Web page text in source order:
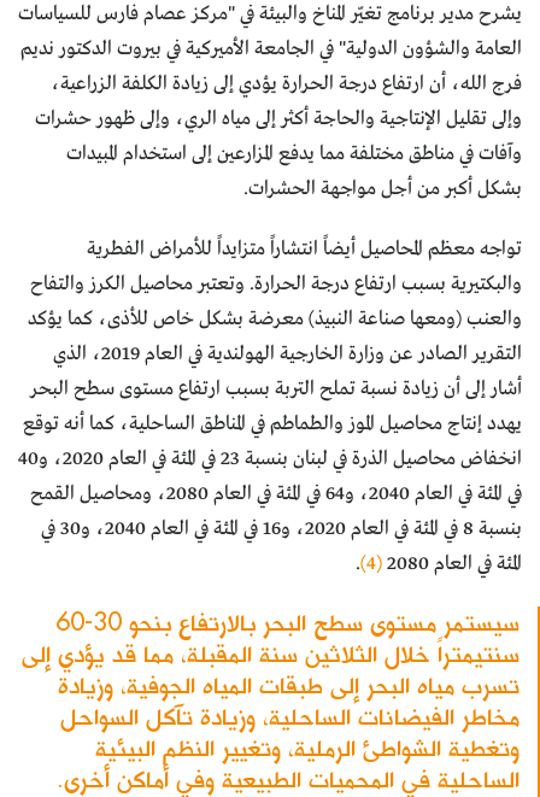
يشرح مدير برنامج تغيّر المناخ والبيئة في "مركز عصام فارس للسياسات
العامة والشؤون الدولية" في الجامعة الأميركية في بيروت الدكتور نديم
فرج الله، أن ارتفاع درجة الحرارة يؤدي إلى زيادة الكلفة الزراعية،
وإلى تقليل الإنتاجية والحاجة أكثر إلى مياه الري، وإلى ظهور حشرات
وآفات في مناطق مختلفة مما يدفع المزارعين إلى استخدام المبيدات
بشكل أكبر من أجل مواجهة الحشرات.
تواجه معظم المحاصيل أيضاً انتشاراً متزايداً للأمراض الفطرية
والبكتيرية بسبب ارتفاع درجة الحرارة. وتعتبر محاصيل الكرز والتفاح
والعنب (ومعها صناعة النبيذ) معرضة بشكل خاص للأذى، كما يؤكد
التقرير الصادر عن وزارة الخارجية الهولندية في العام 2019، الذي
أشار إلى أن زيادة نسبة تملح التربة بسبب ارتفاع مستوى سطح البحر
يهدد إنتاج محاصيل الموز والطماطم في المناطق الساحلية، كما أنه توقع
انخفاض محاصيل الذرة في لبنان بنسبة 23 في المئة في العام 2020، و40
في المئة في العام 2040، و64 في المئة في العام 2080، ومحاصيل القمح
بنسبة 8 في المئة في العام 2020، و16 في المئة في العام 2040، و30 في
المئة في العام 2080
(4)
.
سيستمر مستوى سطح البحر بالارتفاع بنحو 30-60
سنتيمتراً خلال الثلاثين سنة المقبلة، مما قد يؤدي إلى
تسرب مياه البحر إلى طبقات المياه الجوفية، وزيادة
مخاطر الفيضانات الساحلية، وزيادة تآكل السواحل
وتغطية الشواطئ الرملية، وتغيير النظم البيئية
الساحلية في المحميات الطبيعية وفي أماكن أخرى.